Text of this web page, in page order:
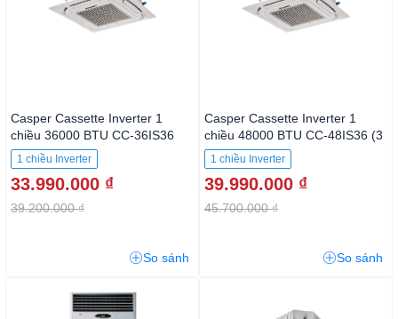
Casper Cassette Inverter 1
chiều 36000 BTU CC-36IS36
1 chiều Inverter
33.990.000 ₫
39.200.000 ₫
So sánh
Casper Cassette Inverter 1
chiều 48000 BTU CC-48IS36 (3
pha)
1 chiều Inverter
39.990.000 ₫
45.700.000 ₫
So sánh